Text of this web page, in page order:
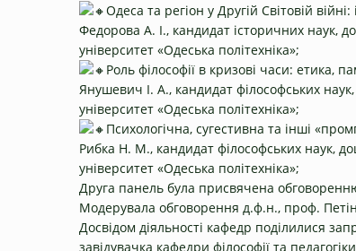
Одеса та регіон у Другій Світовій
Федорова А. І., кандидат історичних наук,
університет «Одеська політехніка»;
Роль філософії в кризові часи: етика,
Янушевич І. А., кандидат філософських наук,
університет «Одеська політехніка»;
Психологічна, сугестивна та інші
Рибка Н. М., кандидат філософських наук,
університет «Одеська політехніка»;
Друга панель була присвячена обговоренню
Модерувала обговорення д.ф.н., проф.
Досвідом діяльності кафедр поділилися
завідувачка кафедри філософії та